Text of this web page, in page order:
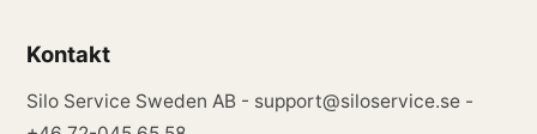
Kontakt
Silo Service Sweden AB - support@siloservice.se -